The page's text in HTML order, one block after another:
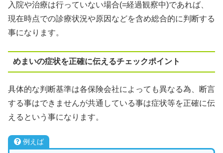
入院や治療は行っていない場合(=経過観察中)であれば、
現在時点での診療状況や原因などを含め総合的に判断する
事になります。
めまいの症状を正確に伝えるチェックポイント
具体的な判断基準は各保険会社によっても異なる為、断言
する事はできませんが共通している事は症状等を正確に伝
えるという事になります。
例えば